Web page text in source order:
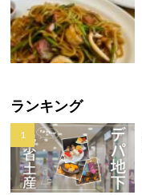
ランキング